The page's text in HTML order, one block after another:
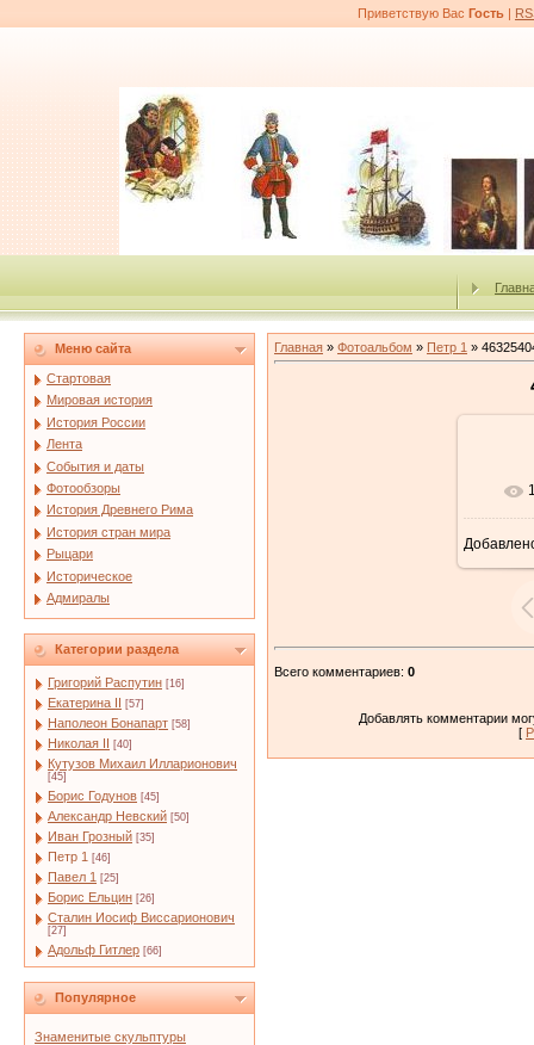
Приветствую Вас Гость |
Меню сайта
Стартовая
Мировая история
История России
Лента
События и даты
Фотообзоры
История Древнего Рима
История стран мира
Рыцари
Историческое
Адмиралы
Категории раздела
Григорий Распутин [16]
Екатерина II [57]
Наполеон Бонапарт [58]
Николая II [40]
Кутузов Михаил Илларионович
[45]
Борис Годунов [45]
Александр Невский [50]
Иван Грозный [35]
Петр 1 [46]
Павел 1 [25]
Борис Ельцин [26]
Сталин Иосиф Виссарионович
[27]
Адольф Гитлер [66]
Популярное
Знаменитые скульптуры
Главная » Фотоальбом » Петр 1 »
Всего комментариев: 0
Добавлять комментарии
[